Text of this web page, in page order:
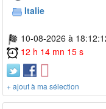
Italie
10-08-2026 à
12 h 14 mn 15 s
+ ajout à ma sélection